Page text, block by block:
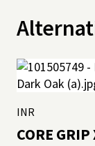
CORE
INR